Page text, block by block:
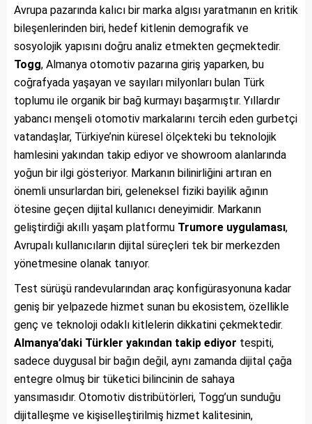
Avrupa pazarında kalıcı bir marka algısı yaratmanın en kritik
bileşenlerinden biri, hedef kitlenin demografik ve
sosyolojik yapısını doğru analiz etmekten geçmektedir.
Togg, Almanya otomotiv pazarına giriş yaparken, bu
coğrafyada yaşayan ve sayıları milyonları bulan Türk
toplumu ile organik bir bağ kurmayı başarmıştır. Yıllardır
yabancı menşeli otomotiv markalarını tercih eden gurbetçi
vatandaşlar, Türkiye’nin küresel ölçekteki bu teknolojik
hamlesini yakından takip ediyor ve showroom alanlarında
yoğun bir ilgi gösteriyor. Markanın bilinirliğini artıran en
önemli unsurlardan biri, geleneksel fiziki bayilik ağının
ötesine geçen dijital kullanıcı deneyimidir. Markanın
geliştirdiği akıllı yaşam platformu Trumore uygulaması,
Avrupalı kullanıcıların dijital süreçleri tek bir merkezden
yönetmesine olanak tanıyor.
Test sürüşü randevularından araç konfigürasyonuna kadar
geniş bir yelpazede hizmet sunan bu ekosistem, özellikle
genç ve teknoloji odaklı kitlelerin dikkatini çekmektedir.
Almanya’daki Türkler yakından takip ediyor tespiti,
sadece duygusal bir bağın değil, aynı zamanda dijital çağa
entegre olmuş bir tüketici bilincinin de sahaya
yansımasıdır. Otomotiv distribütörleri, Togg’un sunduğu
dijitalleşme ve kişiselleştirilmiş hizmet kalitesinin,